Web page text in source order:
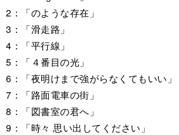
2：「のような存在」
3：「滑走路」
4：「平行線」
5：「４番目の光」
6：「夜明けまで強がらなくてもいい」
7：「路面電車の街」
8：「図書室の君へ」
9：「時々 思い出してください」